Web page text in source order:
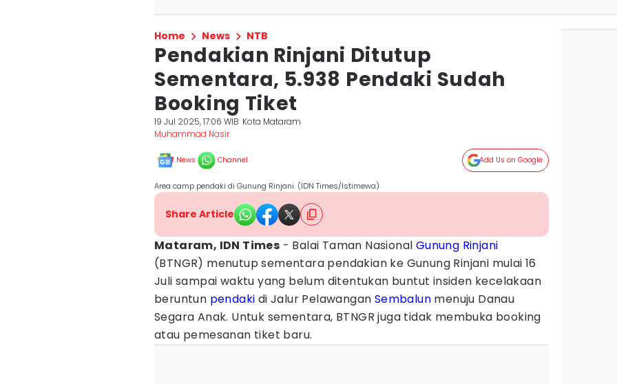
Home News NTB
Pendakian Rinjani Ditutup
Sementara, 5.938 Pendaki Sudah
Booking Tiket
19 Jul 2025, 17:06 WIB Kota Mataram
Muhammad Nasir
News Channel Add Us on Google
Area camp pendaki di Gunung Rinjani. (IDN Times/Istimewa)
Share Article
Mataram, IDN Times - Balai Taman Nasional Gunung Rinjani
(BTNGR) menutup sementara pendakian ke Gunung Rinjani mulai 16
Juli sampai waktu yang belum ditentukan buntut insiden kecelakaan
beruntun pendaki di Jalur Pelawangan Sembalun menuju Danau
Segara Anak. Untuk sementara, BTNGR juga tidak membuka booking
atau pemesanan tiket baru.